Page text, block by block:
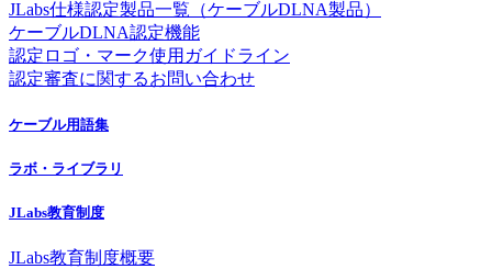
JLabs仕様認定製品一覧（ケーブルDLNA製品）
ケーブルDLNA認定機能
認定ロゴ・マーク使用ガイドライン
認定審査に関するお問い合わせ
ケーブル用語集
ラボ・ライブラリ
JLabs教育制度
JLabs教育制度概要